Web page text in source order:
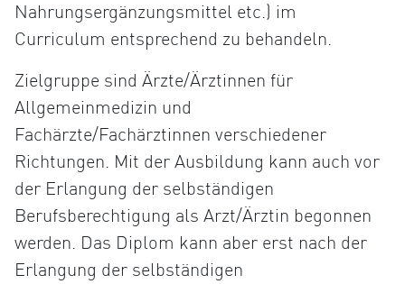
Nahrungsergänzungsmittel etc.) im
Curriculum entsprechend zu behandeln.
Zielgruppe sind Ärzte/Ärztinnen für
Allgemeinmedizin und
Fachärzte/Fachärztinnen verschiedener
Richtungen. Mit der Ausbildung kann auch vor
der Erlangung der selbständigen
Berufsberechtigung als Arzt/Ärztin begonnen
werden. Das Diplom kann aber erst nach der
Erlangung der selbständigen